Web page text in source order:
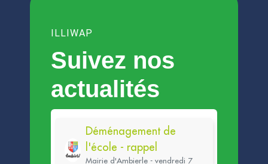
ILLIWAP
Suivez nos
actualités